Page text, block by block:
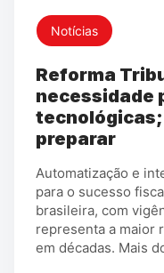
Notícias
Reforma
necessidade
tecnológicas;
preparar
Automatização e
para o sucesso
brasileira, com
representa a maior
em décadas. Mais